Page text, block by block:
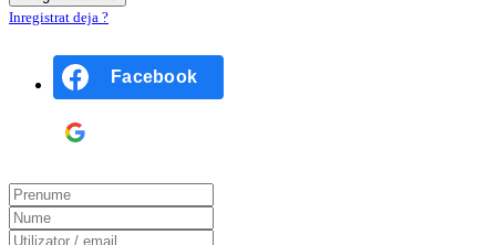
Inregistrat deja ?
Facebook